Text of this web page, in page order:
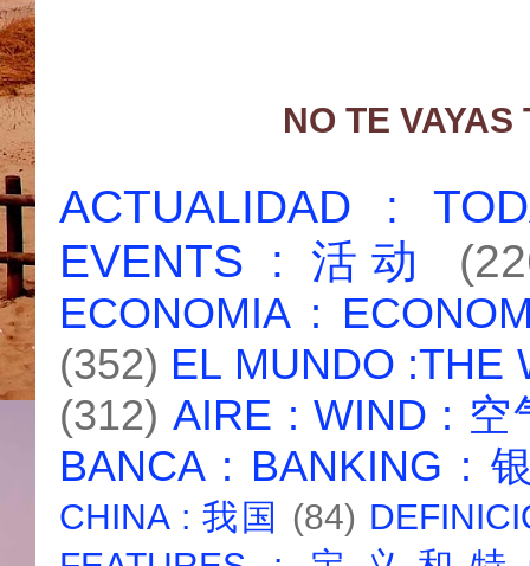
NO TE
ACTUALIDAD :
EVENTS : 活动
ECONOMIA :
(352) EL MUNDO :THE
(312) AIRE : WIND : 空
BANCA : BANKING :
CHINA : 我国 (84)